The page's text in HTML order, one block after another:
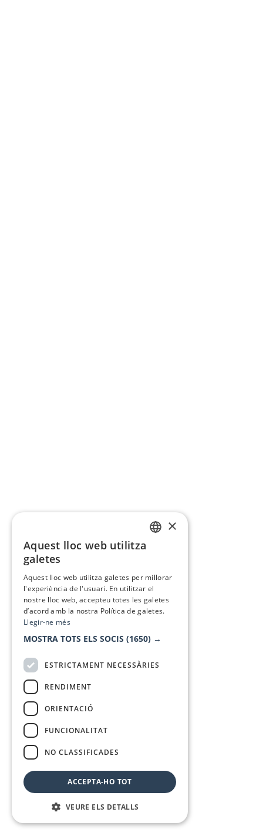
×
Aquest lloc web utilitza
galetes
Aquest lloc web utilitza galetes per millorar
l'experiència de l'usuari. En utilitzar el
nostre lloc web, accepteu totes les galetes
d’acord amb la nostra Política de galetes.
Llegir-ne més
MOSTRA TOTS ELS SOCIS (1650) →
ESTRICTAMENT NECESSÀRIES
RENDIMENT
ORIENTACIÓ
FUNCIONALITAT
NO CLASSIFICADES
ACCEPTA-HO TOT
VEURE ELS DETALLS